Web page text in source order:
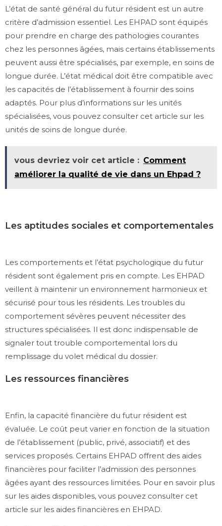
L’état de santé général du futur résident est un autre
critère d’admission essentiel. Les EHPAD sont équipés
pour prendre en charge des pathologies courantes
chez les personnes âgées, mais certains établissements
peuvent aussi être spécialisés, par exemple, en soins de
longue durée. L’état médical doit être compatible avec
les capacités de l’établissement à fournir des soins
adaptés. Pour plus d’informations sur les unités
spécialisées, vous pouvez consulter cet article sur les
unités de soins de longue durée.
vous devriez voir cet article : Comment
améliorer la qualité de vie dans un Ehpad ?
Les aptitudes sociales et comportementales
Les comportements et l’état psychologique du futur
résident sont également pris en compte. Les EHPAD
veillent à maintenir un environnement harmonieux et
sécurisé pour tous les résidents. Les troubles du
comportement sévères peuvent nécessiter des
structures spécialisées. Il est donc indispensable de
signaler tout trouble comportemental lors du
remplissage du volet médical du dossier.
Les ressources financières
Enfin, la capacité financière du futur résident est
évaluée. Le coût peut varier en fonction de la situation
de l’établissement (public, privé, associatif) et des
services proposés. Certains EHPAD offrent des aides
financières pour faciliter l’admission des personnes
âgées ayant des ressources limitées. Pour en savoir plus
sur les aides disponibles, vous pouvez consulter cet
article sur les aides financières en EHPAD.